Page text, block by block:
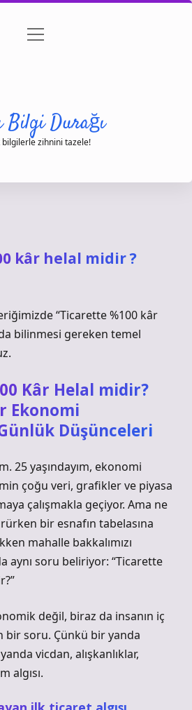
Politikası
menüyü
Bilgi Durağı
bilgilerle zihnini tazele!
kâr helal midir ?
“Ticarette %100 kâr
bilinmesi gereken temel
Kâr Helal midir?
Ekonomi
Düşünceleri
25 yaşındayım, ekonomi
çoğu veri, grafikler ve piyasa
çalışmakla geçiyor. Ama ne
bir esnafın tabelasına
mahalle bakkalımızı
aynı soru beliriyor: “Ticarette
değil, biraz da insanın iç
bir soru. Çünkü bir yanda
vicdan, alışkanlıklar,
algısı.